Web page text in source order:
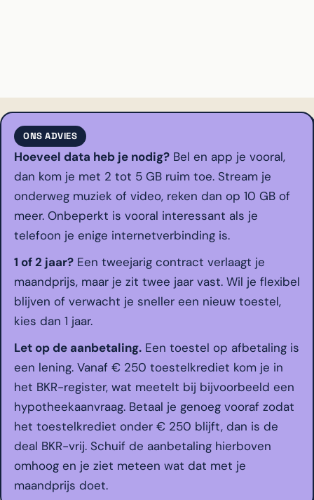
ONS ADVIES
Hoeveel data heb je nodig? Bel en app je vooral,
dan kom je met 2 tot 5 GB ruim toe. Stream je
onderweg muziek of video, reken dan op 10 GB of
meer. Onbeperkt is vooral interessant als je
telefoon je enige internetverbinding is.
1 of 2 jaar? Een tweejarig contract verlaagt je
maandprijs, maar je zit twee jaar vast. Wil je flexibel
blijven of verwacht je sneller een nieuw toestel,
kies dan 1 jaar.
Let op de aanbetaling. Een toestel op afbetaling is
een lening. Vanaf € 250 toestelkrediet kom je in
het BKR-register, wat meetelt bij bijvoorbeeld een
hypotheekaanvraag. Betaal je genoeg vooraf zodat
het toestelkrediet onder € 250 blijft, dan is de
deal BKR-vrij. Schuif de aanbetaling hierboven
omhoog en je ziet meteen wat dat met je
maandprijs doet.